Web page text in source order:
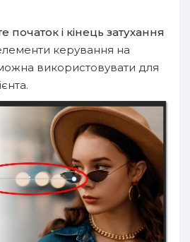
початок і кінець затухання
керування на
використовувати для